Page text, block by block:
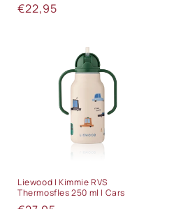
Normale
€22,95
Liewood | Kimmie RVS
Thermosfles 250 ml | Cars